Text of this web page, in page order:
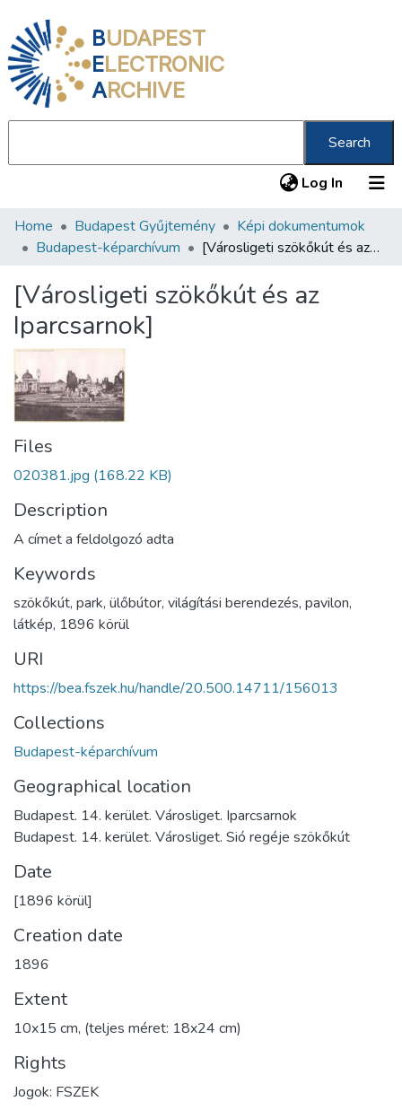
BUDAPEST
ELECTRONIC
ARCHIVE
Search
Log In (current)
Communities & Collections
Statistics
About us
Home Budapest Gyűjtemény
Képi dokumentumok
Budapest-képarchívum
[Városligeti szökőkút és az Iparcsarnok]
[Városligeti szökőkút és az
Iparcsarnok]
Files
020381.jpg (168.22 KB)
Description
A címet a feldolgozó adta
Keywords
szökőkút, park, ülőbútor, világítási berendezés, pavilon,
látkép, 1896 körül
URI
https://bea.fszek.hu/handle/20.500.14711/156013
Collections
Budapest-képarchívum
Geographical location
Budapest. 14. kerület. Városliget. Iparcsarnok
Budapest. 14. kerület. Városliget. Sió regéje szökőkút
Date
[1896 körül]
Creation date
1896
Extent
10x15 cm, (teljes méret: 18x24 cm)
Rights
Jogok: FSZEK